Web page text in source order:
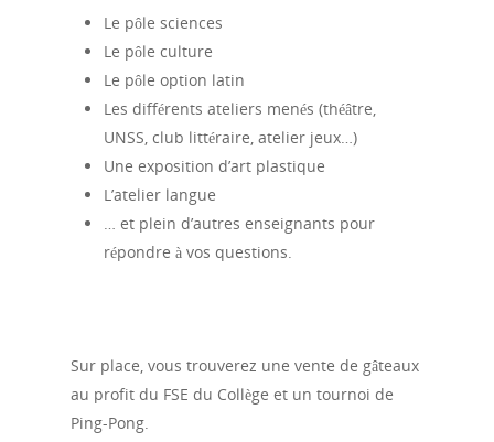
Le pôle sciences
Le pôle culture
Le pôle option latin
Les différents ateliers menés (théâtre,
UNSS, club littéraire, atelier jeux…)
Une exposition d’art plastique
L’atelier langue
… et plein d’autres enseignants pour
répondre à vos questions.
Sur place, vous trouverez une vente de gâteaux
au profit du FSE du Collège et un tournoi de
Ping-Pong.